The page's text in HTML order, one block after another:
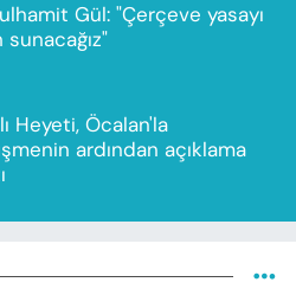
Gül: "Çerçeve yasayı
sunacağız"
Heyeti, Öcalan'la
ardından açıklama